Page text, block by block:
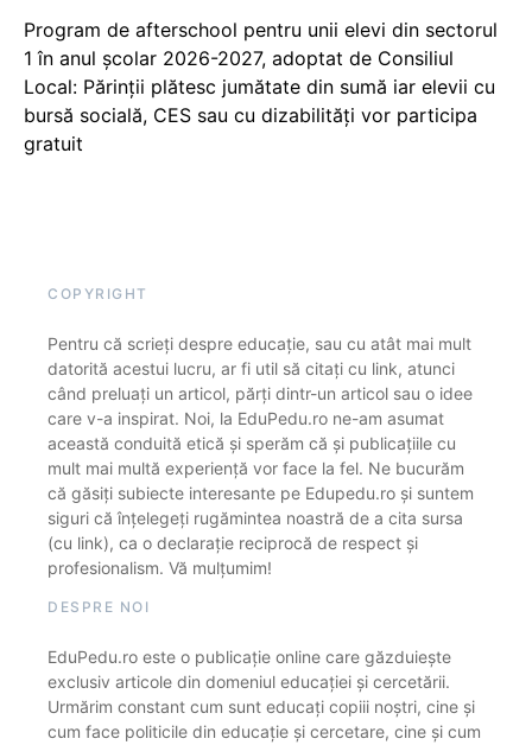
Program de afterschool pentru unii elevi din sectorul
1 în anul școlar 2026-2027, adoptat de Consiliul
Local: Părinții plătesc jumătate din sumă iar elevii cu
bursă socială, CES sau cu dizabilităţi vor participa
gratuit
COPYRIGHT
Pentru că scrieți despre educație, sau cu atât mai mult
datorită acestui lucru, ar fi util să citați cu link, atunci
când preluați un articol, părți dintr-un articol sau o idee
care v-a inspirat. Noi, la EduPedu.ro ne-am asumat
această conduită etică și sperăm că și publicațiile cu
mult mai multă experiență vor face la fel. Ne bucurăm
că găsiți subiecte interesante pe Edupedu.ro și suntem
siguri că înțelegeți rugămintea noastră de a cita sursa
(cu link), ca o declarație reciprocă de respect și
profesionalism. Vă mulțumim!
DESPRE NOI
EduPedu.ro este o publicație online care găzduiește
exclusiv articole din domeniul educației și cercetării.
Urmărim constant cum sunt educați copiii noștri, cine și
cum face politicile din educație și cercetare, cine și cum